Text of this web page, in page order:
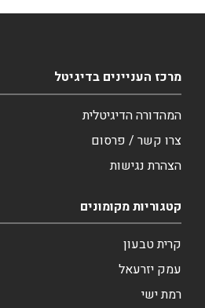
מרכז העניינים בדיגיטל
המהדורה הדיגיטלית
צרו קשר / פרסום
הצהרת נגישות
קטגוריות מקומונים
קרית טבעון
עמק יזרעאל
רמת ישי